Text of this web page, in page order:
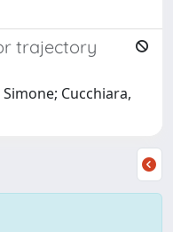
trajectory
Cucchiara,